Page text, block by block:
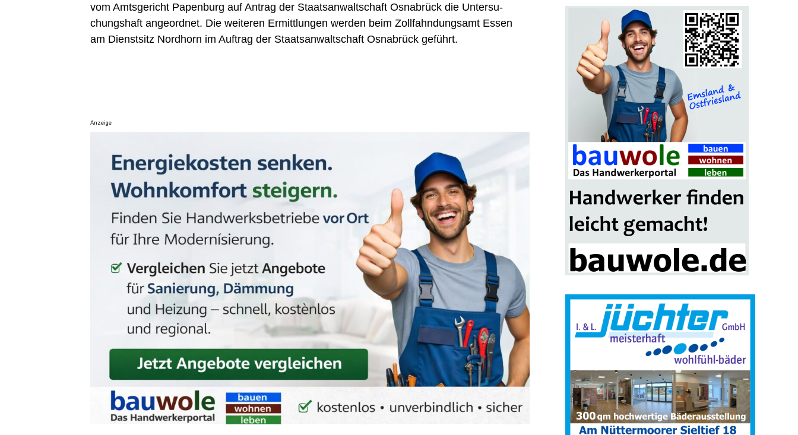
vom Amts­ge­richt Papen­burg auf Antrag der Staats­an­walt­schaft Osna­brück die Unter­su­
chungs­haft ange­ord­net. Die wei­te­ren Ermitt­lun­gen wer­den beim Zoll­fahn­dungs­amt Essen
am Dienst­sitz Nord­horn im Auf­trag der Staats­an­walt­schaft Osna­brück geführt.
Anzeige